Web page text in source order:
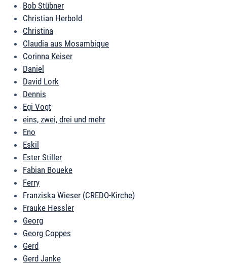
Bob Stübner
Christian Herbold
Christina
Claudia aus Mosambique
Corinna Keiser
Daniel
David Lork
Dennis
Egi Vogt
eins, zwei, drei und mehr
Eno
Eskil
Ester Stiller
Fabian Boueke
Ferry
Franziska Wieser (CREDO-Kirche)
Frauke Hessler
Georg
Georg Coppes
Gerd
Gerd Janke